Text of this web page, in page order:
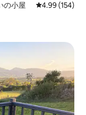
の小屋 レビュー154
4.99 (154)